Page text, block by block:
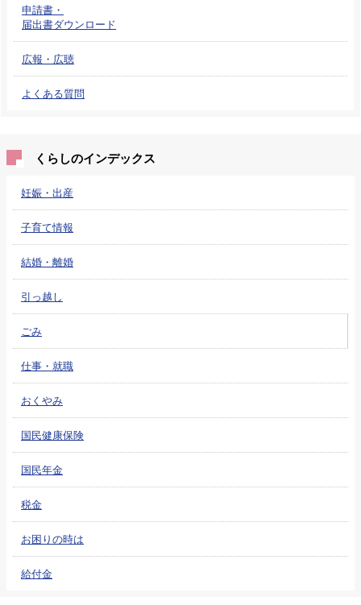
申請書・
届出書ダウンロード
広報・広聴
よくある質問
くらしのインデックス
妊娠・出産
子育て情報
結婚・離婚
引っ越し
ごみ
仕事・就職
おくやみ
国民健康保険
国民年金
税金
お困りの時は
給付金